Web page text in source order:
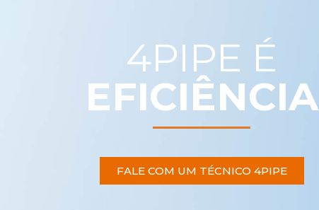
4PIPE É
EFICIÊNCIA
FALE COM UM TÉCNICO 4PIPE